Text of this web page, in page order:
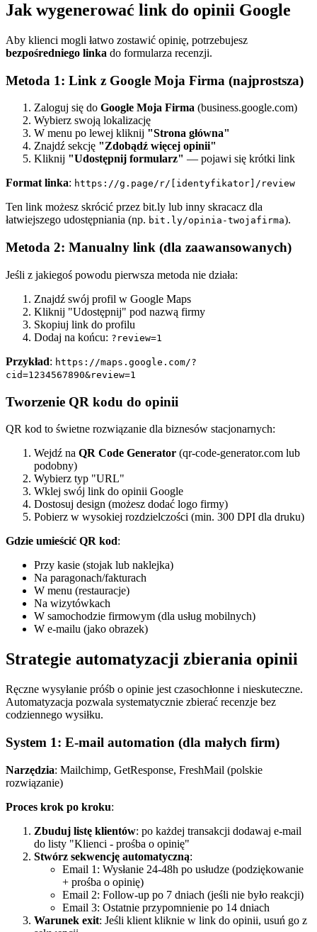
Jak wygenerować link do opinii Google
Aby klienci mogli łatwo zostawić opinię, potrzebujesz
bezpośredniego linka do formularza recenzji.
Metoda 1: Link z Google Moja Firma (najprostsza)
Zaloguj się do Google Moja Firma (business.google.com)
Wybierz swoją lokalizację
W menu po lewej kliknij "Strona główna"
Znajdź sekcję "Zdobądź więcej opinii"
Kliknij "Udostępnij formularz" — pojawi się krótki link
Format linka: https://g.page/r/[identyfikator]/review
Ten link możesz skrócić przez bit.ly lub inny skracacz dla
łatwiejszego udostępniania (np. bit.ly/opinia-twojafirma).
Metoda 2: Manualny link (dla zaawansowanych)
Jeśli z jakiegoś powodu pierwsza metoda nie działa:
Znajdź swój profil w Google Maps
Kliknij "Udostępnij" pod nazwą firmy
Skopiuj link do profilu
Dodaj na końcu: ?review=1
Przykład: https://maps.google.com/?
cid=1234567890&review=1
Tworzenie QR kodu do opinii
QR kod to świetne rozwiązanie dla biznesów stacjonarnych:
Wejdź na QR Code Generator (qr-code-generator.com lub
podobny)
Wybierz typ "URL"
Wklej swój link do opinii Google
Dostosuj design (możesz dodać logo firmy)
Pobierz w wysokiej rozdzielczości (min. 300 DPI dla druku)
Gdzie umieścić QR kod:
Przy kasie (stojak lub naklejka)
Na paragonach/fakturach
W menu (restauracje)
Na wizytówkach
W samochodzie firmowym (dla usług mobilnych)
W e-mailu (jako obrazek)
Strategie automatyzacji zbierania opinii
Ręczne wysyłanie próśb o opinie jest czasochłonne i nieskuteczne.
Automatyzacja pozwala systematycznie zbierać recenzje bez
codziennego wysiłku.
System 1: E-mail automation (dla małych firm)
Narzędzia: Mailchimp, GetResponse, FreshMail (polskie
rozwiązanie)
Proces krok po kroku:
Zbuduj listę klientów: po każdej transakcji dodawaj e-mail
do listy "Klienci - prośba o opinię"
Stwórz sekwencję automatyczną:
Email 1: Wysłanie 24-48h po usłudze (podziękowanie
+ prośba o opinię)
Email 2: Follow-up po 7 dniach (jeśli nie było reakcji)
Email 3: Ostatnie przypomnienie po 14 dniach
Warunek exit: Jeśli klient kliknie w link do opinii, usuń go z